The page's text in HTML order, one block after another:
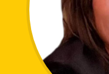
njegovu usklađenost
potrebama Društva.
projekata unutar
obuhvataju gotovo
uključen je i u